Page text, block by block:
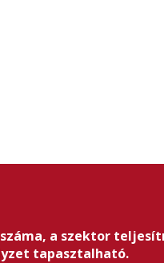
a szektor
tapasztalható.